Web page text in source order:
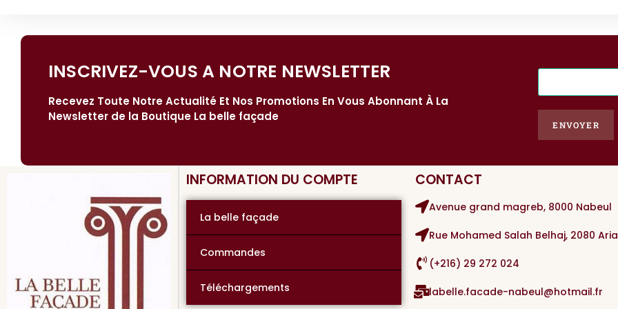
INSCRIVEZ-VOUS A NOTRE NEWSLETTER​
Recevez Toute Notre Actualité Et Nos Promotions En Vous Abonnant À La
Newsletter de la Boutique La belle façade
E
l
ENVOYER
INFORMATION DU COMPTE
La belle façade
Commandes
Téléchargements
CONTACT
Avenue grand magreb, 8000 Nabeul
Rue Mohamed Salah Belhaj, 2080
(+216) 29 272 024
labelle.facade-nabeul@hotmail.fr